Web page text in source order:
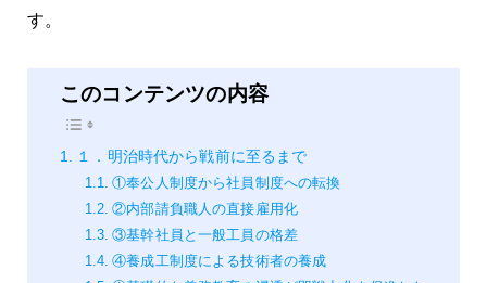
す。
このコンテンツの内容
１．明治時代から戦前に至るまで
①奉公人制度から社員制度への転換
②内部請負職人の直接雇用化
③基幹社員と一般工員の格差
④養成工制度による技術者の養成